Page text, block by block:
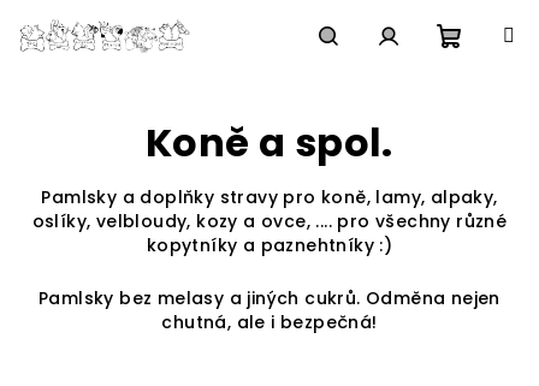
na
obsah
Koně a spol.
Pamlsky a doplňky stravy pro koně, lamy, alpaky,
oslíky, velbloudy, kozy a ovce, .... pro všechny různé
kopytníky a paznehtníky :)
Pamlsky bez melasy a jiných cukrů. Odměna nejen
chutná, ale i bezpečná!